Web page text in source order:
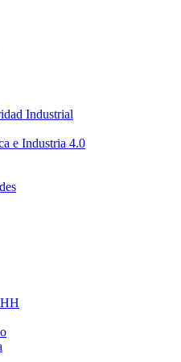
Industrial
e Industria 4.0